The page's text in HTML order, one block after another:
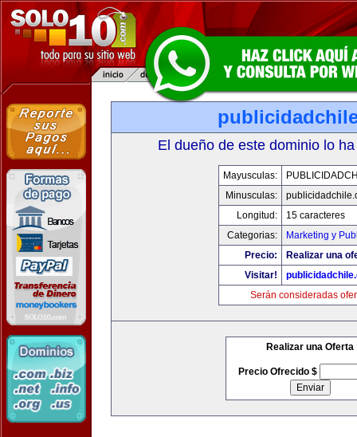
El dueño de este dominio lo
Mayusculas:
Minusculas:
Longitud:
15 caracteres
Categorias:
Marketing y
Precio:
Realizar una
Visitar!
Serán consideradas
Realizar una Oferta
Precio Ofrecido $